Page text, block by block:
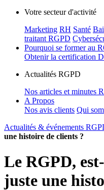
Votre secteur d'activité
Marketing RH Santé
traitant RGPD
Pourquoi se former au
Obtenir la certification
Actualités RGPD
Nos articles et minutes
A Propos
Nos avis clients Qui
Actualités & événements
une histoire de clients ?
Le RGPD,
juste une